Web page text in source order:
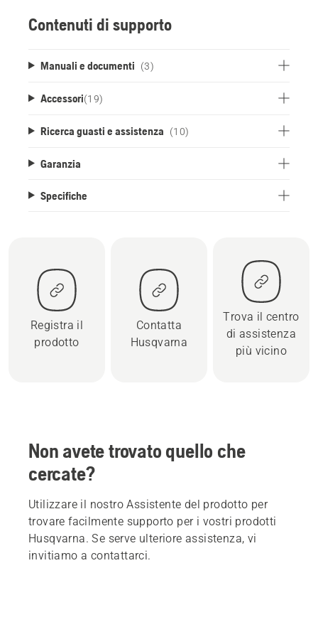
Contenuti di supporto
Manuali e documenti (3)
Accessori(19)
Ricerca guasti e assistenza (10)
Garanzia
Specifiche
Registra il
prodotto
Contatta
Husqvarna
Trova il centro
di assistenza
più vicino
Non avete trovato quello che
cercate?
Utilizzare il nostro Assistente del prodotto per
trovare facilmente supporto per i vostri prodotti
Husqvarna. Se serve ulteriore assistenza, vi
invitiamo a contattarci.